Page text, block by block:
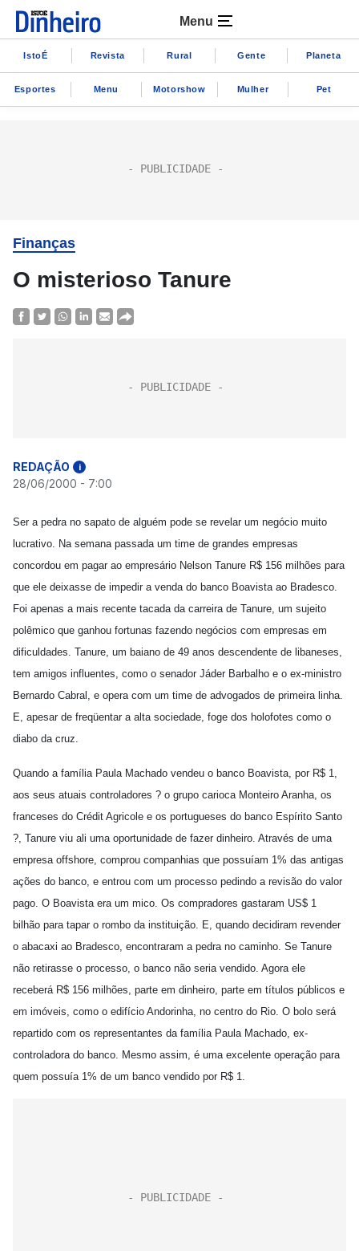
Menu
IstoÉ Revista Rural Gente Planeta
Esportes Menu Motorshow Mulher Pet
Finanças
O misterioso Tanure
REDAÇÃO i
28/06/2000 - 7:00
Ser a pedra no sapato de alguém pode se revelar um negócio muito
lucrativo. Na semana passada um time de grandes empresas
concordou em pagar ao empresário Nelson Tanure R$ 156 milhões para
que ele deixasse de impedir a venda do banco Boavista ao Bradesco.
Foi apenas a mais recente tacada da carreira de Tanure, um sujeito
polêmico que ganhou fortunas fazendo negócios com empresas em
dificuldades. Tanure, um baiano de 49 anos descendente de libaneses,
tem amigos influentes, como o senador Jáder Barbalho e o ex-ministro
Bernardo Cabral, e opera com um time de advogados de primeira linha.
E, apesar de freqüentar a alta sociedade, foge dos holofotes como o
diabo da cruz.
Quando a família Paula Machado vendeu o banco Boavista, por R$ 1,
aos seus atuais controladores ? o grupo carioca Monteiro Aranha, os
franceses do Crédit Agricole e os portugueses do banco Espírito Santo
?, Tanure viu ali uma oportunidade de fazer dinheiro. Através de uma
empresa offshore, comprou companhias que possuíam 1% das antigas
ações do banco, e entrou com um processo pedindo a revisão do valor
pago. O Boavista era um mico. Os compradores gastaram US$ 1
bilhão para tapar o rombo da instituição. E, quando decidiram revender
o abacaxi ao Bradesco, encontraram a pedra no caminho. Se Tanure
não retirasse o processo, o banco não seria vendido. Agora ele
receberá R$ 156 milhões, parte em dinheiro, parte em títulos públicos e
em imóveis, como o edifício Andorinha, no centro do Rio. O bolo será
repartido com os representantes da família Paula Machado, ex-
controladora do banco. Mesmo assim, é uma excelente operação para
quem possuía 1% de um banco vendido por R$ 1.